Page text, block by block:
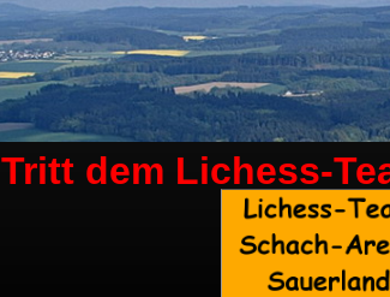
Tritt dem Lichess-